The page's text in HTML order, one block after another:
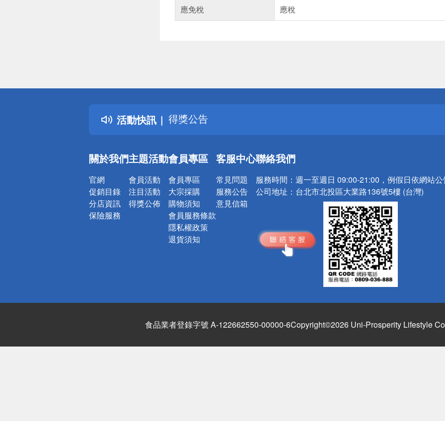
應免稅
應稅
活動快訊
詐騙網頁！請小心！
得獎公告
熱門話題
銀行優惠
詐騙網頁！請小心！
關於我們
官網
促銷目錄
分店資訊
保險服務
主題活動
會員活動
注目活動
得獎公佈
會員專區
會員專區
大宗採購
購物須知
會員服務條款
隱私權政策
退貨須知
客服中心
常見問題
服務公告
意見信箱
聯絡我們
服務時間： 週一至週日 09:00-21:00，例假日依網站
公司地址： 台北市北投區大業路136號5樓 (台灣)
食品業者登錄字號 A-122662550-00000-6Copyright©2026 Uni-Prosperity Lifestyle